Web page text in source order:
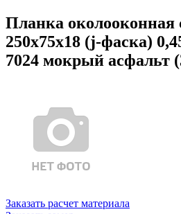
Планка околооконная
250х75х18 (j-фаска)
7024 мокрый асфальт
Заказать расчет материала